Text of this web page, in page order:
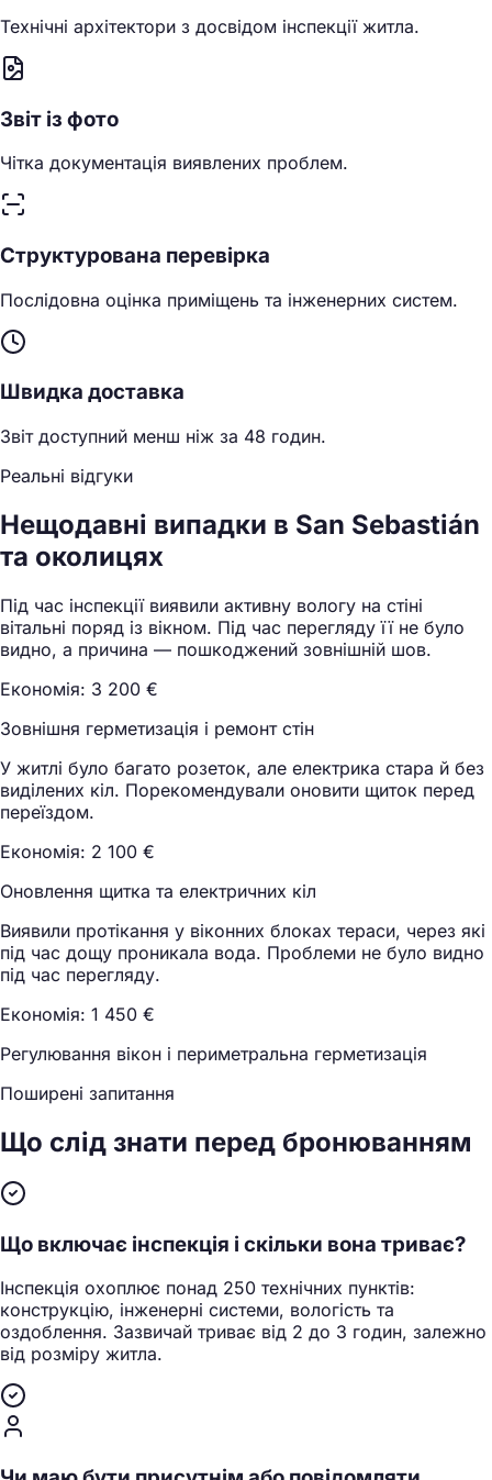
Технічні архітектори з досвідом інспекції житла.
Звіт із фото
Чітка документація виявлених проблем.
Структурована перевірка
Послідовна оцінка приміщень та інженерних систем.
Швидка доставка
Звіт доступний менш ніж за 48 годин.
Реальні відгуки
Нещодавні випадки в San Sebastián
та околицях
Під час інспекції виявили активну вологу на стіні
вітальні поряд із вікном. Під час перегляду її не було
видно, а причина — пошкоджений зовнішній шов.
Економія: 3 200 €
Зовнішня герметизація і ремонт стін
У житлі було багато розеток, але електрика стара й без
виділених кіл. Порекомендували оновити щиток перед
переїздом.
Економія: 2 100 €
Оновлення щитка та електричних кіл
Виявили протікання у віконних блоках тераси, через які
під час дощу проникала вода. Проблеми не було видно
під час перегляду.
Економія: 1 450 €
Регулювання вікон і периметральна герметизація
Поширені запитання
Що слід знати перед бронюванням
Що включає інспекція і скільки вона триває?
Інспекція охоплює понад 250 технічних пунктів:
конструкцію, інженерні системи, вологість та
оздоблення. Зазвичай триває від 2 до 3 годин, залежно
від розміру житла.